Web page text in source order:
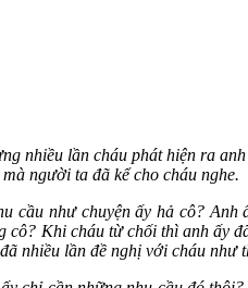
nhiều lần cháu phát hiện ra
người ta đã kể cho cháu nghe.
cầu như chu‌yện ấ‌y hả cô?
cô? Khi cháu từ chối thì anh ấy
nhiều lần đề nghị với cháu như